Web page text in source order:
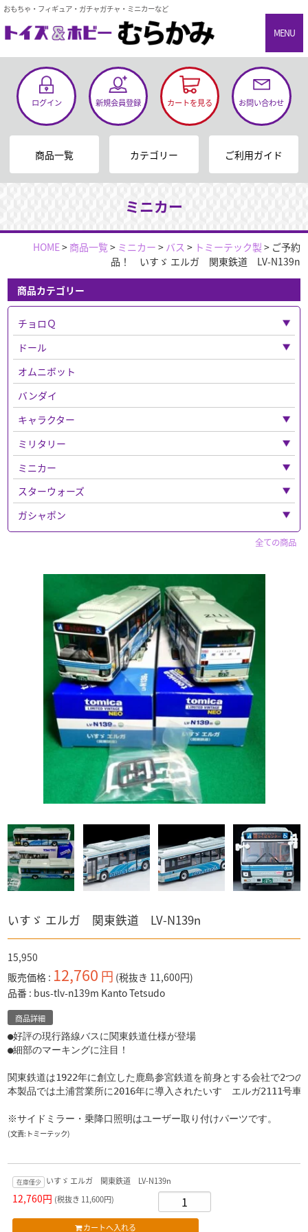
おもちゃ・フィギュア・ガチャガチャ・ミニカーなど
MENU
ログイン 新規会員登録 カートを見る お問い合わせ
商品一覧 カテゴリー ご利用ガイド
ミニカー
HOME> 商品一覧> ミニカー > バス > トミーテック製> ご予約
品！ いすゞ エルガ 関東鉄道 LV-N139n
商品カテゴリー
チョロＱ
チョロQその他
チョロＱゼロ
ドール
オムニボット
バンダイ
キャラクター
ルパン三世
仮面ライダー
スポーン
マクロス
ベルセルク
ナイトメア
ディズニー
「ディズニー」全て
マジカルコレクション
ボックス入り
ミリタリー
ウエポンなど
「フィギュア」全て
ホットトイズ
ミニカー
トミーテック
CAR・NEL
PREMiUM・X
WiT'S
警察 消防
トミカ
マーベルトミカ
トミカ プレミアム
赤箱トミカ
ドリームトミカ
バス
「バス」全て
トミカ
アドウィング製
トミーテック製
その他国産品
輸入品
トラック
「トラック」全て
トミーテック製
電車
1/64スケール
「1/64スケール」全て
「1/43スケール」全て
トミーテック
スターウォーズ
フィギュア
ガシャポン
キャラクター
仮面ライダー
食玩など
ドラゴンボールZ
奇譚クラブ
ワンピース
ガンダム
キン肉マン
全ての商品
いすゞ エルガ 関東鉄道 LV-N139n
15,950
販売価格 12,760 円 (税抜き 11,600円)
品番 bus-tlv-n139m Kanto Tetsudo
商品詳細
●好評の現行路線バスに関東鉄道仕様が登場
●細部のマーキングに注目！
関東鉄道は1922年に創立した鹿島参宮鉄道を前身とする会社で2つ
本製品では土浦営業所に2016年に導入されたいすゞエルガ2111号
※サイドミラー・乗降口照明はユーザー取り付けパーツです。
(文責:トミーテック)
在庫僅少 いすゞ エルガ 関東鉄道 LV-N139n
12,760円 (税抜き 11,600円)